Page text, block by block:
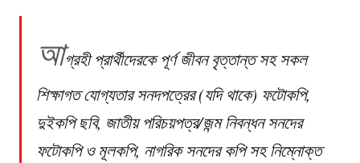
আগ্রহী প্রার্থীদেরকে পূর্ণ জীবন বৃত্তান্ত সহ সকল
শিক্ষাগত যোগ্যতার সনদপত্রের (যদি থাকে) ফটোকপি,
দুইকপি ছবি, জাতীয় পরিচয়পত্র/জন্ম নিবন্ধন সনদের
ফটোকপি ও মূলকপি, নাগরিক সনদের কপি সহ নিম্নোক্ত